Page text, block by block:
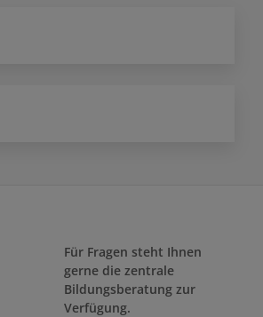
Für Fragen steht Ihnen
gerne die zentrale
Bildungsberatung zur
Verfügung.